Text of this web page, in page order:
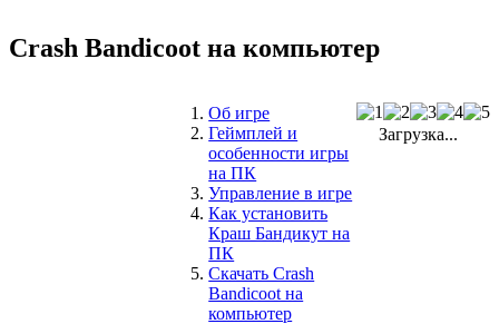
Crash Bandicoot на компьютер
Загрузка...
Об игре
Геймплей и
особенности игры
на ПК
Управление в игре
Как установить
Краш Бандикут на
ПК
Скачать Crash
Bandicoot на
компьютер